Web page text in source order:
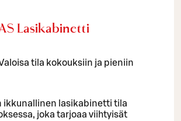
Lasikabinetti
tila kokouksiin ja pieniin
ikkunallinen lasikabinetti tila
joka tarjoaa viihtyisät